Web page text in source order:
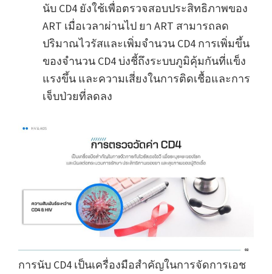
นับ CD4 ยังใช้เพื่อตรวจสอบประสิทธิภาพของ
ART เมื่อเวลาผ่านไป ยา ART สามารถลด
ปริมาณไวรัสและเพิ่มจำนวน CD4 การเพิ่มขึ้น
ของจำนวน CD4 บ่งชี้ถึงระบบภูมิคุ้มกันที่แข็ง
แรงขึ้น และความเสี่ยงในการติดเชื้อและการ
เจ็บป่วยที่ลดลง
การนับ CD4 เป็นเครื่องมือสำคัญในการจัดการเอช